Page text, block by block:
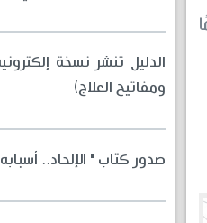
الدليل تنشر نسخة
ومفاتيح العلاج)
صدور كتاب " الإلحاد..